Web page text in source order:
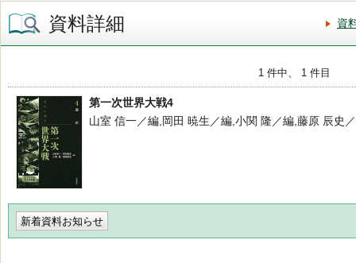
資料詳細 資
1 件中、 1 件目
第一次世界大戦4
山室 信一／編,岡田 暁生／編,小関 隆／編,藤原 辰史
新着資料お知らせ